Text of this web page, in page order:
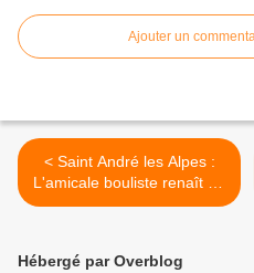
Ajouter un
< Saint André les Alpes :
L'amicale bouliste renaît de
ses cendres
Hébergé par Overblog